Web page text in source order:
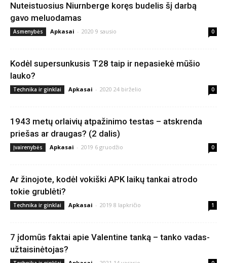
Nuteistuosius Niurnberge koręs budelis šį darbą
gavo meluodamas
Asmenybės Apkasai - 2020 9 sausio 0
Kodėl supersunkusis T28 taip ir nepasiekė mūšio
lauko?
Technika ir ginklai Apkasai - 2020 24 birželio 0
1943 metų orlaivių atpažinimo testas – atskrenda
priešas ar draugas? (2 dalis)
Įvairenybės Apkasai - 2019 6 gruodžio 0
Ar žinojote, kodėl vokiški APK laikų tankai atrodo
tokie grublėti?
Technika ir ginklai Apkasai - 2019 8 lapkričio 1
7 įdomūs faktai apie Valentine tanką – tanko vadas-
užtaisinėtojas?